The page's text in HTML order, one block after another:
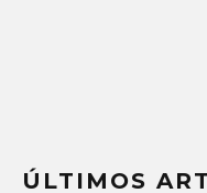
ÚLTIMOS